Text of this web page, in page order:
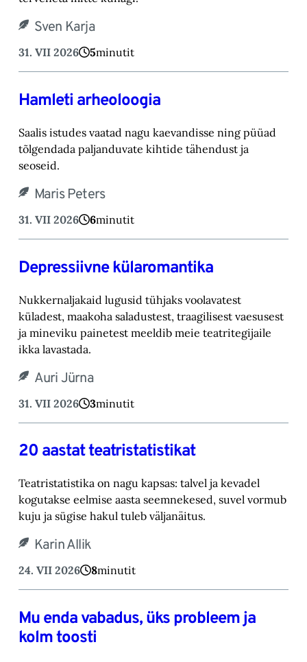
Sven Karja
31. VII 2026 5minutit
Hamleti arheoloogia
Saalis istudes vaatad nagu kaevandisse ning püüad
tõlgendada paljanduvate kihtide tähendust ja
seoseid.
Maris Peters
31. VII 2026 6minutit
Depressiivne külaromantika
Nukkernaljakaid lugusid tühjaks voolavatest
küladest, maakoha saladustest, traagilisest vaesusest
ja mineviku painetest meeldib meie teatritegijaile
ikka lavastada.
Auri Jürna
31. VII 2026 3minutit
20 aastat teatristatistikat
Teatristatistika on nagu kapsas: talvel ja kevadel
kogutakse eelmise aasta seemnekesed, suvel vormub
kuju ja sügise hakul tuleb väljanäitus.
Karin Allik
24. VII 2026 8minutit
Mu enda vabadus, üks probleem ja
kolm toosti